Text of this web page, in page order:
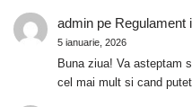
adminpe Regulament
5 ianuarie, 2026
Buna ziua! Va asteptam
cel mai mult si cand